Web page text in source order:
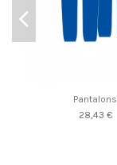
Pantalons
28,43 €